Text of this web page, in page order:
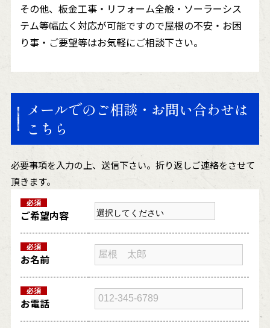
その他、板金工事・リフォーム全般・ソーラーシス
テム等幅広く対応が可能ですので屋根の不安・お困
り事・ご要望等はお気軽にご相談下さい。
メールでのご相談・お問い合わせは
こちら
必要事項を入力の上、送信下さい。折り返しご連絡をさせて
頂きます。
必須
ご希望内容
必須
お名前
必須
お電話